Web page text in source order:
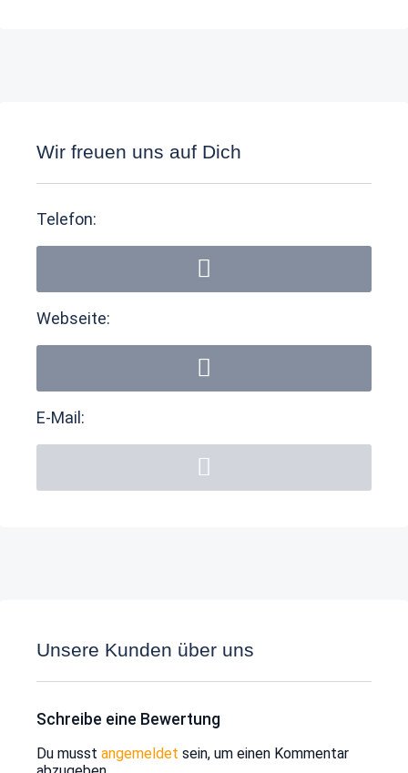
Wir freuen uns auf Dich
Telefon:
Webseite:
E-Mail:
Unsere Kunden über uns
Schreibe eine Bewertung
Du musst angemeldet sein, um einen Kommentar